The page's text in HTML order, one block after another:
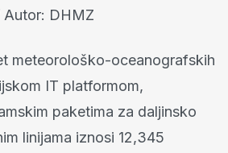
DHMZ
meteorološko-oceanografskih
IT platformom,
paketima za daljinsko
linijama iznosi 12,345